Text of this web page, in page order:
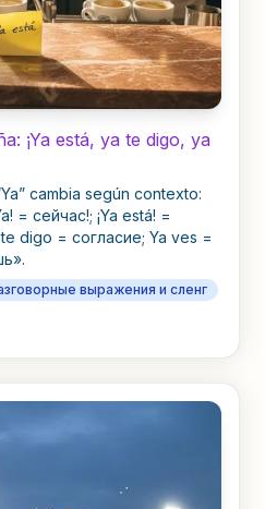
¡Ya está, ya te digo, ya
cambia según contexto:
= сейчас!; ¡Ya está! =
digo = согласие; Ya ves =
выражения и сленг